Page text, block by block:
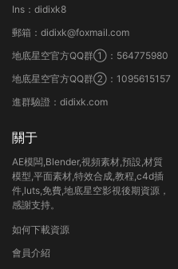
Ins：didixk8
郵箱：didixk@foxmail.com
地底星空官方QQ群①：564775980
地底星空官方QQ群②：1095615157
進群驗證：didixk.com
關于
AE模闆,Blender,視頻素材,預設,材質
模型,平面素材,特效合成,教程,c4d插
件,luts,免費,地底星空影視後期資源，
感謝支持。
如何下載資源
會員介紹